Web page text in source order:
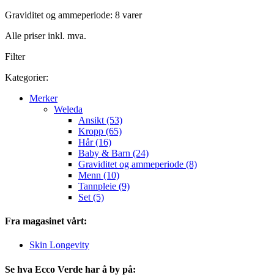
Graviditet og ammeperiode: 8 varer
Alle priser inkl. mva.
Filter
Kategorier:
Merker
Weleda
Ansikt (53)
Kropp (65)
Hår (16)
Baby & Barn (24)
Graviditet og ammeperiode (8)
Menn (10)
Tannpleie (9)
Set (5)
Fra magasinet vårt:
Skin Longevity
Se hva Ecco Verde har å by på: